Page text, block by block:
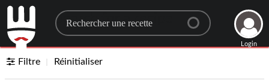
Search for a recipe
Login
Filtre Réinitialiser